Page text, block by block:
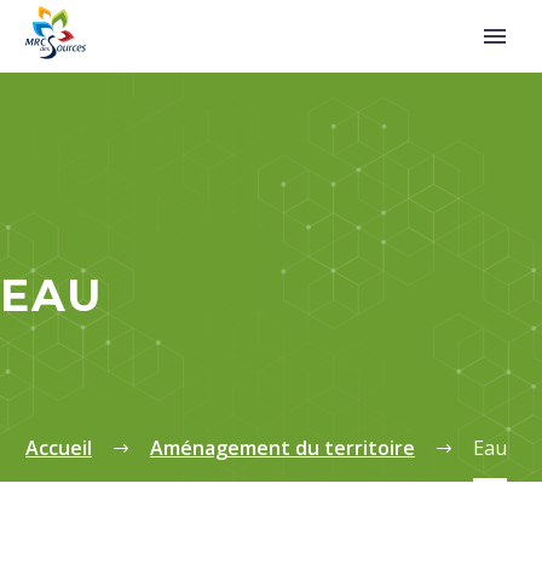
EAU
Accueil Aménagement du territoire Eau